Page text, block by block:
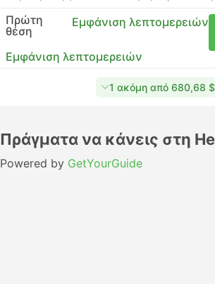
Πρώτη
θέση
Εμφάνιση λεπτομερειών
Εμφάνιση λεπτομερειών
1 ακόμη από 680,68 $
Πράγματα να κάνεις στη
Powered by GetYourGuide